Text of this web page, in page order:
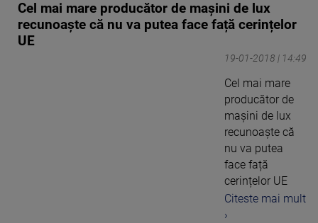
Cel mai mare producător de mașini de lux
recunoaște că nu va putea face față cerințelor
UE
19-01-2018 | 14:49
Cel mai mare
producător de
mașini de lux
recunoaște că
nu va putea
face față
cerințelor UE
Citeste mai mult
›